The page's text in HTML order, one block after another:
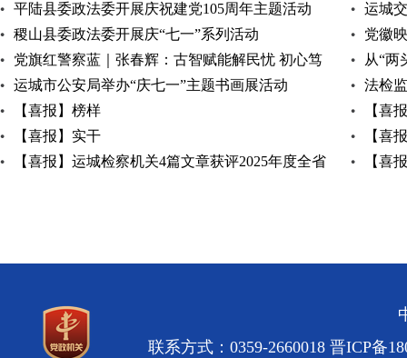
平陆县委政法委开展庆祝建党105周年主题活动
运城
稷山县委政法委开展庆“七一”系列活动
党徽
党旗红警察蓝｜张春辉：古智赋能解民忧 初心笃
行护乡宁
从“两
运城市公安局举办“庆七一”主题书画展活动
法检
线
【喜报】榜样
【喜
【喜报】实干
【喜
【喜报】运城检察机关4篇文章获评2025年度全省
【喜
联系方式：0359-2660018 晋ICP备